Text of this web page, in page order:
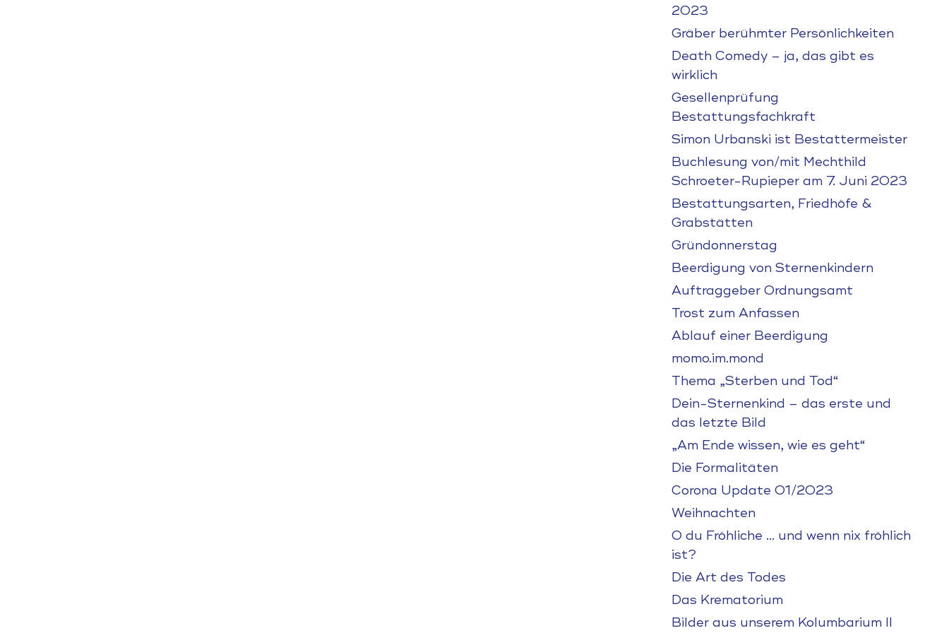
2023
Gräber berühmter Persönlichkeiten
Death Comedy – ja, das gibt es
wirklich
Gesellenprüfung
Bestattungsfachkraft
Simon Urbanski ist Bestattermeister
Buchlesung von/mit Mechthild
Schroeter-Rupieper am 7. Juni 2023
Bestattungsarten, Friedhöfe &
Grabstätten
Gründonnerstag
Beerdigung von Sternenkindern
Auftraggeber Ordnungsamt
Trost zum Anfassen
Ablauf einer Beerdigung
momo.im.mond
Thema „Sterben und Tod“
Dein-Sternenkind – das erste und
das letzte Bild
„Am Ende wissen, wie es geht“
Die Formalitäten
Corona Update 01/2023
Weihnachten
O du Fröhliche … und wenn nix fröhlich
ist?
Die Art des Todes
Das Krematorium
Bilder aus unserem Kolumbarium II